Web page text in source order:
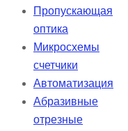
Пропускающая
оптика
Микросхемы
счетчики
Автоматизация
Абразивные
отрезные